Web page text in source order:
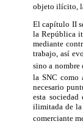
objeto ilícito,
El capítulo II
la República
mediante
trabajo, así
sino a nombre
la SNC como
necesario
esta
ilimitada de la
comerciante